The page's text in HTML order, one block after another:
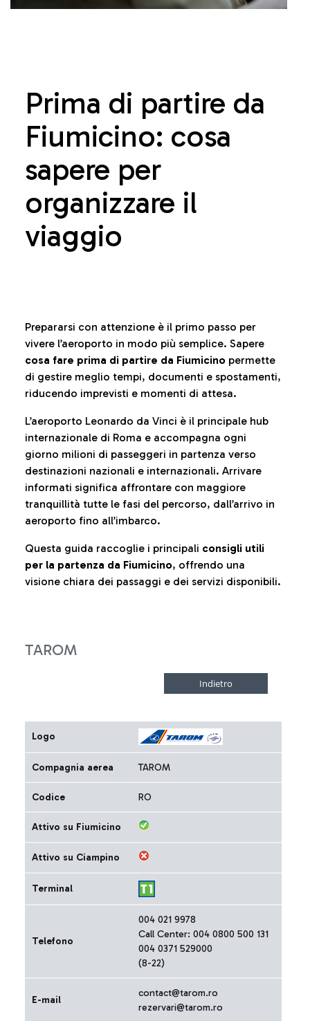
Prima di partire da
Fiumicino: cosa
sapere per
organizzare il
viaggio
Prepararsi con attenzione è il primo passo per
vivere l’aeroporto in modo più semplice. Sapere
cosa fare prima di partire da Fiumicino permette
di gestire meglio tempi, documenti e spostamenti,
riducendo imprevisti e momenti di attesa.
L’aeroporto Leonardo da Vinci è il principale hub
internazionale di Roma e accompagna ogni
giorno milioni di passeggeri in partenza verso
destinazioni nazionali e internazionali. Arrivare
informati significa affrontare con maggiore
tranquillità tutte le fasi del percorso, dall’arrivo in
aeroporto fino all’imbarco.
Questa guida raccoglie i principali consigli utili
per la partenza da Fiumicino, offrendo una
visione chiara dei passaggi e dei servizi disponibili.
TAROM
Logo
Compagnia aerea TAROM
Codice RO
Attivo su Fiumicino
Attivo su Ciampino
Terminal
Telefono
004 021 9978
Call Center: 004 0800 500 131
004 0371 529000
(8-22)
E-mail
contact@tarom.ro
rezervari@tarom.ro